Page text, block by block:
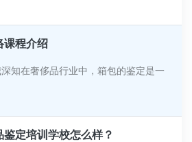
课程介绍
知在奢侈品行业中，箱包的鉴定是一
定培训学校怎么样？